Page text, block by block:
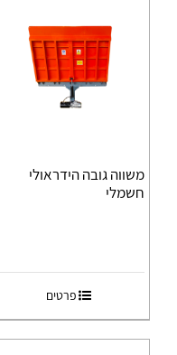
משווה גובה הידראולי
חשמלי
פרטים